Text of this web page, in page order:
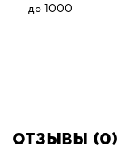
до 1000
Отзывы (0)